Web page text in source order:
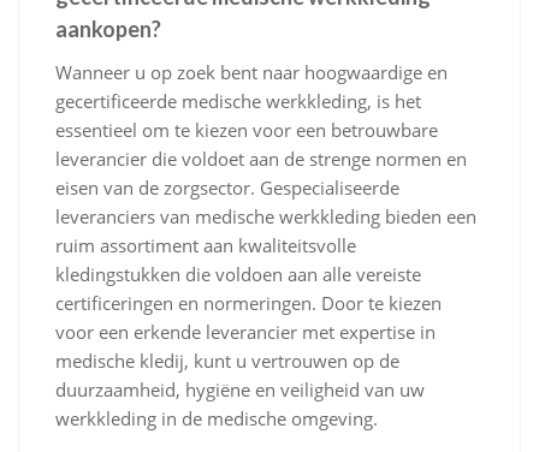
aankopen?
Wanneer u op zoek bent naar hoogwaardige en
gecertificeerde medische werkkleding, is het
essentieel om te kiezen voor een betrouwbare
leverancier die voldoet aan de strenge normen en
eisen van de zorgsector. Gespecialiseerde
leveranciers van medische werkkleding bieden een
ruim assortiment aan kwaliteitsvolle
kledingstukken die voldoen aan alle vereiste
certificeringen en normeringen. Door te kiezen
voor een erkende leverancier met expertise in
medische kledij, kunt u vertrouwen op de
duurzaamheid, hygiëne en veiligheid van uw
werkkleding in de medische omgeving.